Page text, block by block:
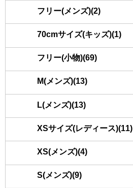
フリー(メンズ)(2)
70cmサイズ(キッズ)(1)
フリー(小物)(69)
M(メンズ)(13)
L(メンズ)(13)
XSサイズ(レディース)(11)
XS(メンズ)(4)
S(メンズ)(9)